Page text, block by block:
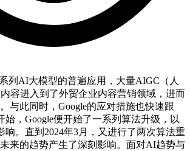
列AI大模型的普遍应用，大量AIGC（人
容进入到了外贸企业内容营销领域，进而
与此同时，Google的应对措施也快速跟
始，Google便开始了一系列算法升级，以
响。直到2024年3月，又进行了两次算法重
来的趋势产生了深刻影响。面对AI趋势与